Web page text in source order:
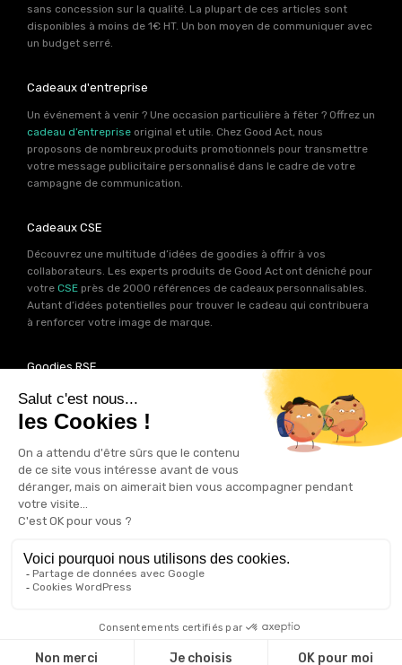
sans concession sur la qualité. La plupart de ces articles sont
disponibles à moins de 1€ HT. Un bon moyen de communiquer avec
un budget serré.
Cadeaux d'entreprise
Un événement à venir ? Une occasion particulière à fêter ? Offrez un
cadeau d’entreprise original et utile. Chez Good Act, nous
proposons de nombreux produits promotionnels pour transmettre
votre message publicitaire personnalisé dans le cadre de votre
campagne de communication.
Cadeaux CSE
Découvrez une multitude d’idées de goodies à offrir à vos
collaborateurs. Les experts produits de Good Act ont déniché pour
votre CSE près de 2000 références de cadeaux personnalisables.
Autant d’idées potentielles pour trouver le cadeau qui contribuera
à renforcer votre image de marque.
Goodies RSE
Vous souhaitez communiquer en accord avec vos valeurs ? Ca
tombe bien ! Un grand nombre de produits présents sur Good Act
sont fabriqués en France et en Europe.
Notre sélection RSEvous
permet de trouver un goodies parfait pour votre campagne de
communication. Des produits fabriqués avec amour dans de